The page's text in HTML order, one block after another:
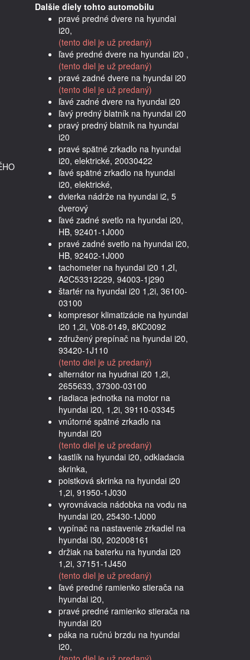
Dalšie diely tohto automobilu
pravé predné dvere na hyundai
i20,
(tento diel je už predaný)
ľavé predné dvere na hyundai i20 ,
(tento diel je už predaný)
pravé zadné dvere na hyundai i20
(tento diel je už predaný)
ľavé zadné dvere na hyundai i20
ľavý predný blatník na hyundai i20
pravý predný blatník na hyundai
i20
pravé spätné zrkadlo na hyundai
i20, elektrické, 20030422
ľavé spätné zrkadlo na hyundai
i20, elektrické,
dvierka nádrže na hyundai i2, 5
dverový
ľavé zadné svetlo na hyundai i20,
HB, 92401-1J000
pravé zadné svetlo na hyundai i20,
HB, 92402-1J000
tachometer na hyundai i20 1,2I,
A2C53312229, 94003-1j290
štartér na hyundai i20 1,2i, 36100-
03100
kompresor klimatizácie na hyundai
i20 1,2i, V08-0149, 8KC0092
združený prepínač na hyundai i20,
93420-1J110
(tento diel je už predaný)
alternátor na hyudnai i20 1,2i,
2655633, 37300-03100
riadiaca jednotka na motor na
hyundai i20, 1,2i, 39110-03345
vnútorné spätné zrkadlo na
hyundai i20
(tento diel je už predaný)
kastlík na hyundai i20, odkladacia
skrinka,
poistková skrinka na hyundai i20
1,2i, 91950-1J030
vyrovnávacia nádobka na vodu na
hyundai i20, 25430-1J000
vypínač na nastavenie zrkadiel na
hyundai i30, 202008161
držiak na baterku na hyundai i20
1,2i, 37151-1J450
(tento diel je už predaný)
ľavé predné ramienko stierača na
hyundai i20,
pravé predné ramienko stierača na
hyundai i20
páka na ručnú brzdu na hyundai
i20,